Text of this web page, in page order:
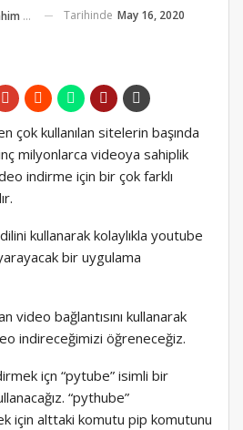
K. Tarihinde May 16, 2020
çok kullanılan sitelerin başında
milyonlarca videoya sahiplik
indirme için bir çok farklı
kullanarak kolaylıkla youtube
bir uygulama
video bağlantısını kullanarak
indireceğimizi öğreneceğiz.
içn “pytube” isimli bir
“pythube”
için alttaki komutu pip komutunu